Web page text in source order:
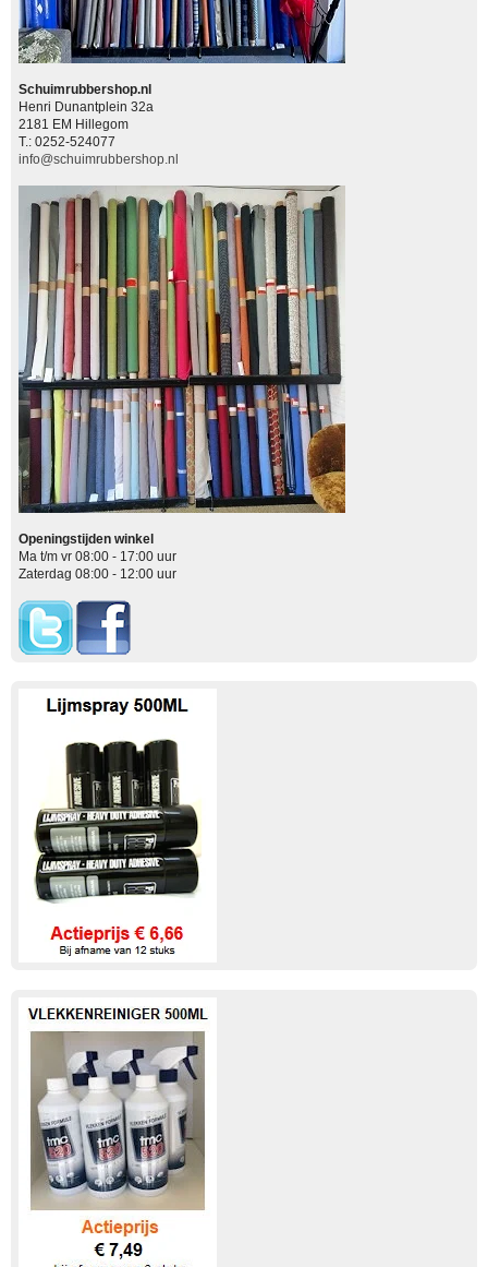
Schuimrubbershop.nl
Henri Dunantplein 32a
2181 EM Hillegom
T.: 0252-524077
info@schuimrubbershop.nl
Openingstijden winkel
Ma t/m vr 08:00 - 17:00 uur
Zaterdag 08:00 - 12:00 uur